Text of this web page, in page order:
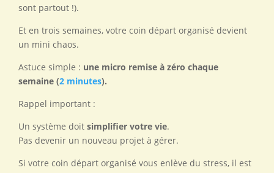
sont partout !).
Et en trois semaines, votre coin départ organisé devient
un mini chaos.
Astuce simple : une micro remise à zéro chaque
semaine (2 minutes).
Rappel important :
Un système doit simplifier votre vie.
Pas devenir un nouveau projet à gérer.
Si votre coin départ organisé vous enlève du stress, il est